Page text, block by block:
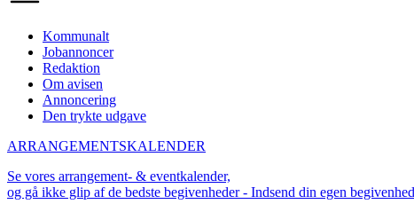
Kommunalt
Jobannoncer
Redaktion
Om avisen
Annoncering
Den trykte udgave
ARRANGEMENTSKALENDER
Se vores arrangement- & eventkalender,
og gå ikke glip af de bedste begivenheder - Indsend din egen